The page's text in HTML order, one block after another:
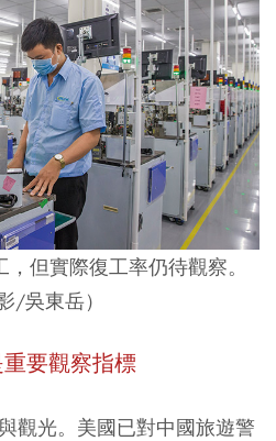
但實際復工率仍待觀察。
/吳東岳）
要觀察指標
觀光。美國已對中國旅遊警